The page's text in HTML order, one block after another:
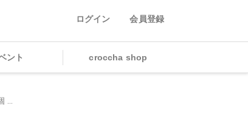
ログイン 会員登録
ント croccha shop